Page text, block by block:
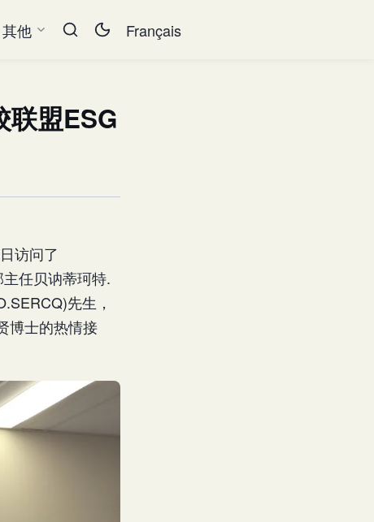
其他 Français
联盟ESG
访问了
任贝讷蒂珂特.
先生，
博士的热情接